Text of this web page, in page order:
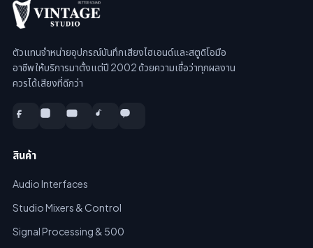
ตัวแทนจำหน่ายอุปกรณ์บันทึกเสียงไฮเอนด์และสตูดิโอมือ
อาชีพ ให้บริการมาตั้งแต่ปี 2002 ด้วยความเชื่อว่าทุกผลงาน
ควรได้เสียงที่ดีกว่า
สินค้า
Audio Interfaces
Studio Mixers & Control
Signal Processing & 500